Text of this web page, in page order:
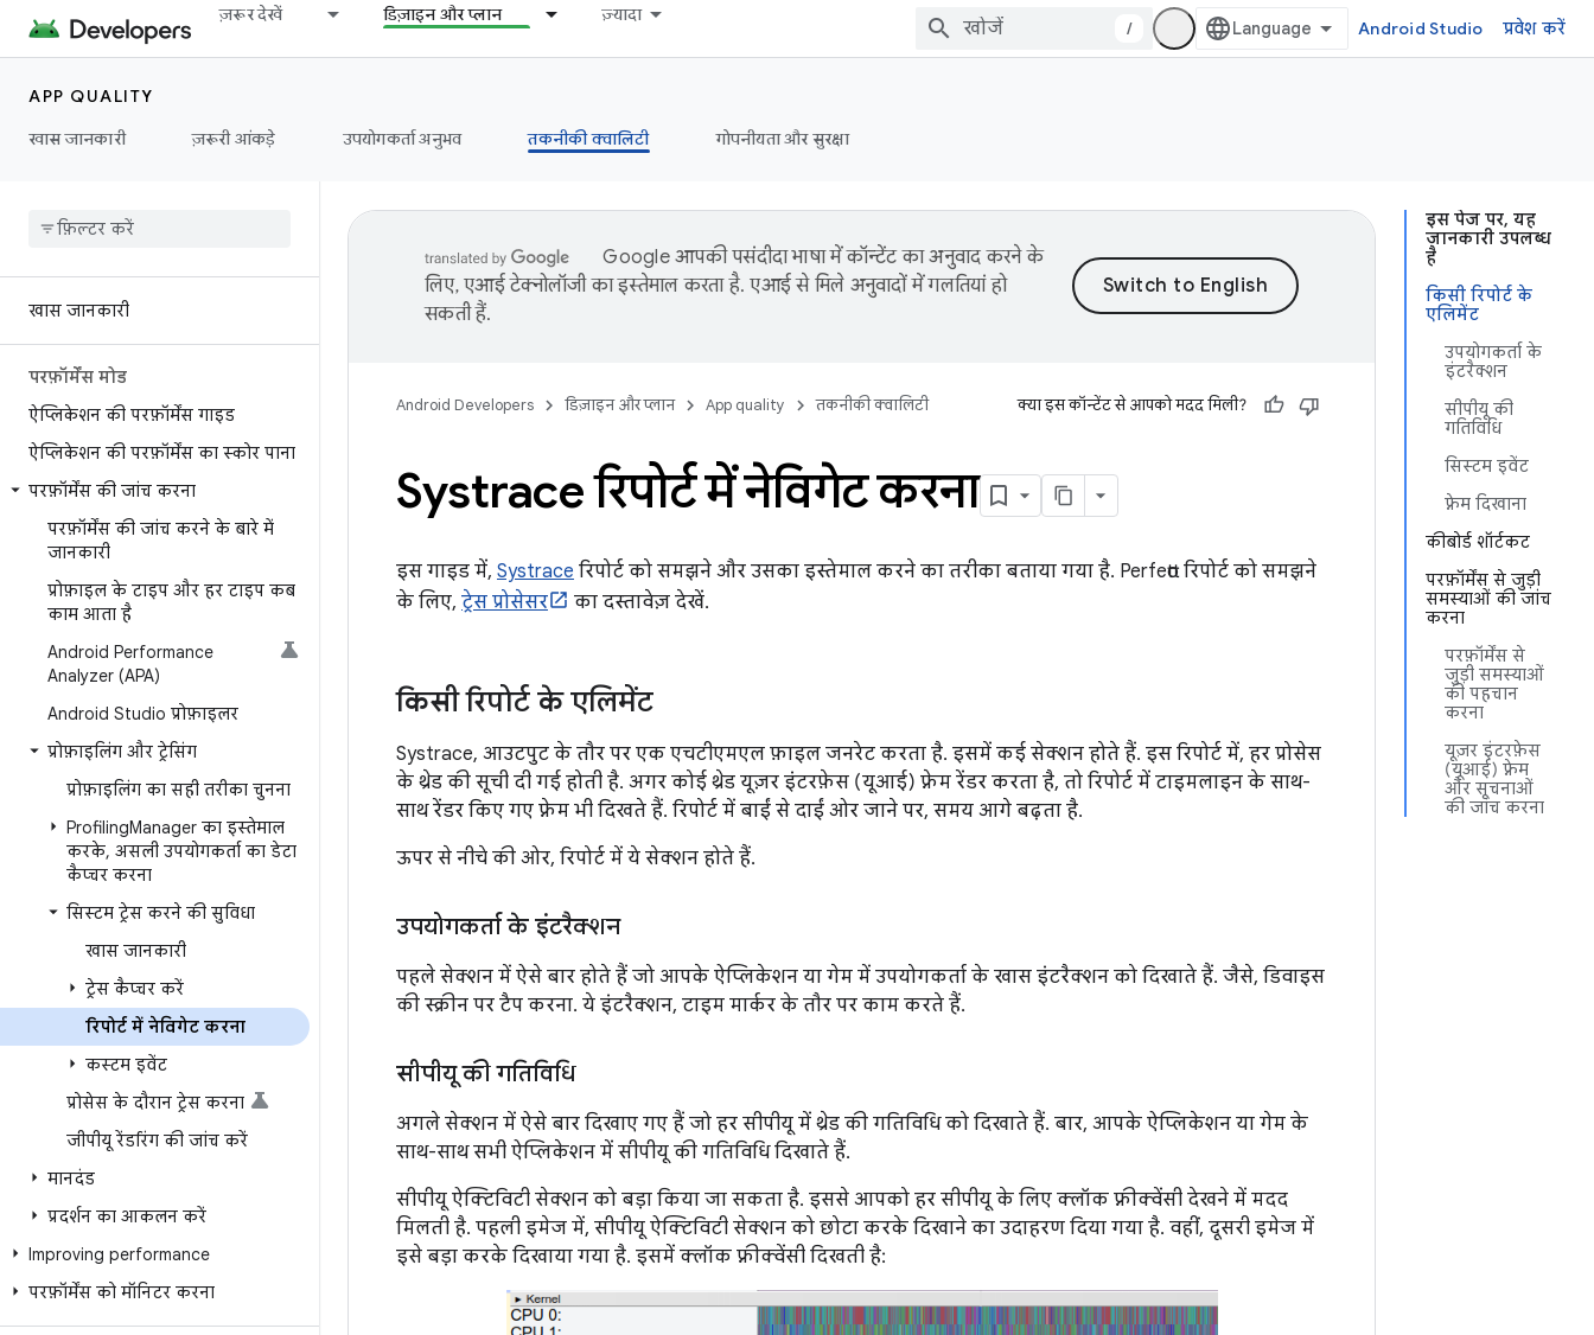
ज़रूर देखें डिज़ाइन और प्लान ज़्यादा
/ Android Studio प्रवेश करें
APP QUALITY
खास जानकारी
ज़रूरी आंकड़े उपयोगकर्ता अनुभव तकनीकी क्वालिटी गोपनीयता और सुरक्षा
खास जानकारी
परफ़ॉर्मेंस मोड
ऐप्लिकेशन की परफ़ॉर्मेंस गाइड
ऐप्लिकेशन की परफ़ॉर्मेंस का स्कोर पाना
परफ़ॉर्मेंस की जांच करना
परफ़ॉर्मेंस की जांच करने के बारे में
जानकारी
प्रोफ़ाइल के टाइप और हर टाइप कब
काम आता है
Android Performance
Analyzer (APA)
Android Studio प्रोफ़ाइलर
प्रोफ़ाइलिंग और ट्रेसिंग
प्रोफ़ाइलिंग का सही तरीका चुनना
ProfilingManager का इस्तेमाल
करके, असली उपयोगकर्ता का डेटा
कैप्चर करना
सिस्टम ट्रेस करने की सुविधा
खास जानकारी
ट्रेस कैप्चर करें
रिपोर्ट में नेविगेट करना
कस्टम इवेंट
प्रोसेस के दौरान ट्रेस करना
जीपीयू रेंडरिंग की जांच करें
मानदंड
प्रदर्शन का आकलन करें
Improving performance
परफ़ॉर्मेंस को मॉनिटर करना
इस पेज पर, यह
जानकारी उपलब्ध
है
किसी रिपोर्ट के
एलिमेंट
उपयोगकर्ता के
इंटरैक्शन
सीपीयू की
गतिविधि
सिस्टम इवेंट
फ़्रेम दिखाना
कीबोर्ड शॉर्टकट
परफ़ॉर्मेंस से जुड़ी
समस्याओं की जांच
करना
परफ़ॉर्मेंस से
जुड़ी समस्याओं
की पहचान
करना
यूज़र इंटरफ़ेस
(यूआई) फ़्रेम
और सूचनाओं
की जांच करना
Google आपकी पसंदीदा भाषा में कॉन्टेंट का अनुवाद करने के
लिए, एआई टेक्नोलॉजी का इस्तेमाल करता है. एआई से मिले अनुवादों में गलतियां हो
सकती हैं.
Android Developers डिज़ाइन और प्लान App quality तकनीकी क्वालिटी क्या इस कॉन्टेंट से आपको मदद मिली?
Systrace रिपोर्ट में नेविगेट करना
इस गाइड में, Systrace रिपोर्ट को समझने और उसका इस्तेमाल करने का तरीका बताया गया है. Perfetto रिपोर्ट को समझने
के लिए, ट्रेस प्रोसेसर का दस्तावेज़ देखें.
किसी रिपोर्ट के एलिमेंट
Systrace, आउटपुट के तौर पर एक एचटीएमएल फ़ाइल जनरेट करता है. इसमें कई सेक्शन होते हैं. इस रिपोर्ट में, हर प्रोसेस
के थ्रेड की सूची दी गई होती है. अगर कोई थ्रेड यूज़र इंटरफ़ेस (यूआई) फ़्रेम रेंडर करता है, तो रिपोर्ट में टाइमलाइन के साथ-
साथ रेंडर किए गए फ़्रेम भी दिखते हैं. रिपोर्ट में बाईं से दाईं ओर जाने पर, समय आगे बढ़ता है.
ऊपर से नीचे की ओर, रिपोर्ट में ये सेक्शन होते हैं.
उपयोगकर्ता के इंटरैक्शन
पहले सेक्शन में ऐसे बार होते हैं जो आपके ऐप्लिकेशन या गेम में उपयोगकर्ता के खास इंटरैक्शन को दिखाते हैं. जैसे, डिवाइस
की स्क्रीन पर टैप करना. ये इंटरैक्शन, टाइम मार्कर के तौर पर काम करते हैं.
सीपीयू की गतिविधि
अगले सेक्शन में ऐसे बार दिखाए गए हैं जो हर सीपीयू में थ्रेड की गतिविधि को दिखाते हैं. बार, आपके ऐप्लिकेशन या गेम के
साथ-साथ सभी ऐप्लिकेशन में सीपीयू की गतिविधि दिखाते हैं.
सीपीयू ऐक्टिविटी सेक्शन को बड़ा किया जा सकता है. इससे आपको हर सीपीयू के लिए क्लॉक फ़्रीक्वेंसी देखने में मदद
मिलती है. पहली इमेज में, सीपीयू ऐक्टिविटी सेक्शन को छोटा करके दिखाने का उदाहरण दिया गया है. वहीं, दूसरी इमेज में
इसे बड़ा करके दिखाया गया है. इसमें क्लॉक फ़्रीक्वेंसी दिखती है: